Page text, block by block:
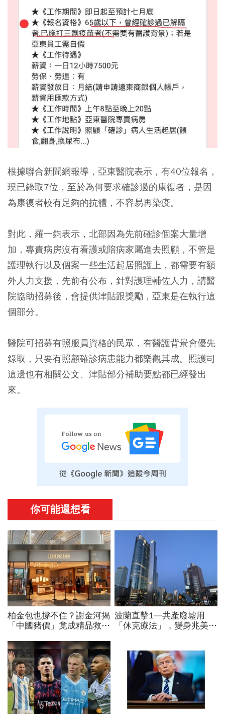
根據聯合新聞網報導，亞東醫院表示，有40位報名，
現已錄取7位，至於為何要求確診過的康復者，是因
為康復者較有足夠的抗體，不容易再染疫。
對此，羅一鈞表示，北部因為先前確診個案大量增
加，專責病房沒有看護或陪病家屬進去照顧，不管是
護理執行以及個案一些生活起居照護上，都需要有額
外人力支援，先前有公布，針對護理輔佐人力，請醫
院協助招募後，會提供津貼跟獎勵，亞東是在執行這
個部分。
醫院可招募有照服員資格的民眾，有醫護背景會優先
錄取，只要有照顧確診病患能力都樂觀其成。照護司
這邊也有相關公文、津貼部分補助要點都已經發出
來。